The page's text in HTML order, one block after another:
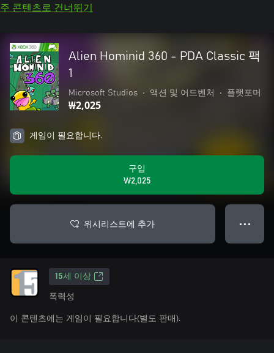
주 콘텐츠로 건너뛰기
Alien Hominid 360 - PDA Classic 팩
1
Microsoft Studios • 액션 및 어드벤처 • 플랫포머
₩2,025
게임이 필요합니다.
구입
₩2,025
위시리스트에 추가 ● ● ●
15세 이상
폭력성
이 콘텐츠에는 게임이 필요합니다(별도 판매).